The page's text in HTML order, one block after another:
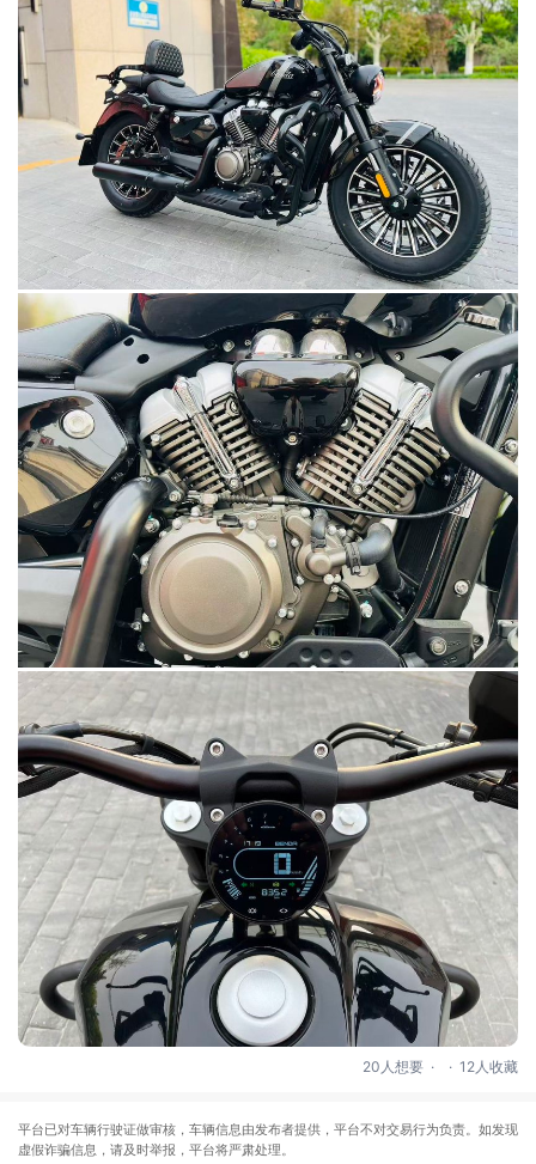
20人想要 . . 12人收藏
平台已对车辆行驶证做审核，车辆信息由发布者提供，平台不对交易行为负责。如发现
虚假诈骗信息，请及时举报，平台将严肃处理。